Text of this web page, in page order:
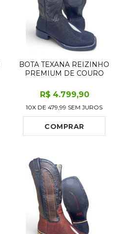
BOTA TEXANA REIZINHO
PREMIUM DE COURO
PRETA LIMITED EDITION
- CANO ALTO, BICO
QUADRADO - SOLADO
DE COURO ARTESANAL
INJETADO
R$ 4.799,90
10X DE479,99 SEM JUROS
COMPRAR